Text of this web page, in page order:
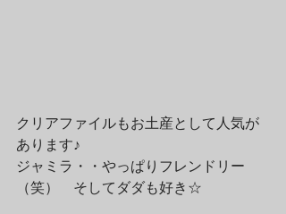
クリアファイルもお土産として人気が
あります♪
ジャミラ・・やっぱりフレンドリー
（笑）　そしてダダも好き☆